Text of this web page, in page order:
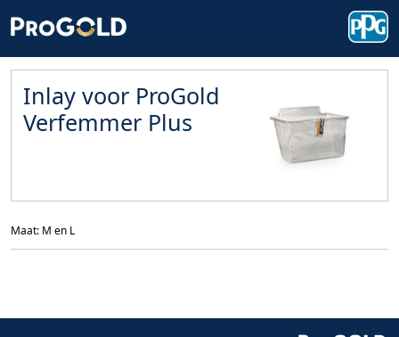
Inlay voor ProGold
Verfemmer Plus
Maat: M en L